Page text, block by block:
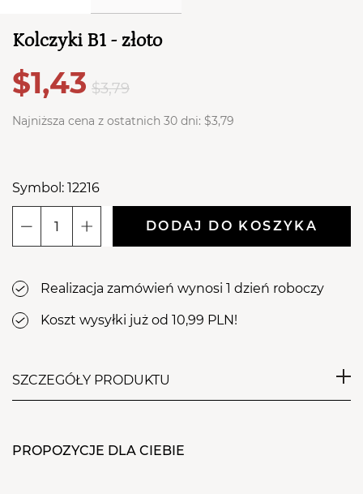
Kolczyki B1 - złoto
$1,43 $3,79
Najniższa cena z ostatnich 30 dni: $3,79
Symbol: 12216
-
złoto
DODAJ DO KOSZYKA
Realizacja zamówień wynosi 1 dzień roboczy
Koszt wysyłki już od 10,99 PLN!
SZCZEGÓŁY PRODUKTU
imitującym brylant (szkło barwione). Wykonane z
PROPOZYCJE DLA CIEBIE